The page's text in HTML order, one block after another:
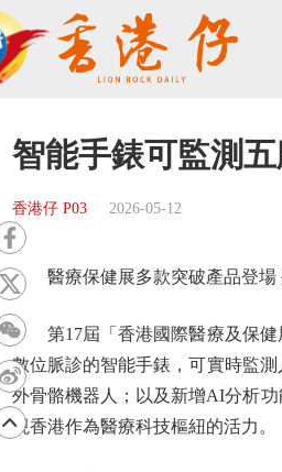
智能手錶可監測
香港仔 P03 2026-05-12
醫療保健展多款突破產品登場
第17屆「香港國際醫療及保健展
數位脈診的智能手錶，可實時監
外骨骼機器人；以及新增AI分析
現香港作為醫療科技樞紐的活力。